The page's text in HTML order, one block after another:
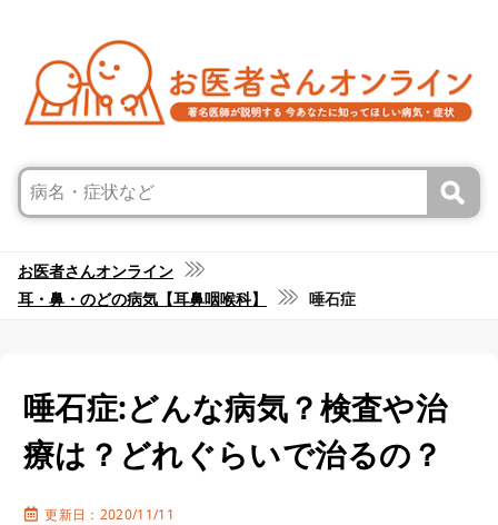
お医者さんオンライン
耳・鼻・のどの病気【耳鼻咽喉科】
唾石症
唾石症:どんな病気？検査や治
療は？どれぐらいで治るの？
更新日：2020/11/11